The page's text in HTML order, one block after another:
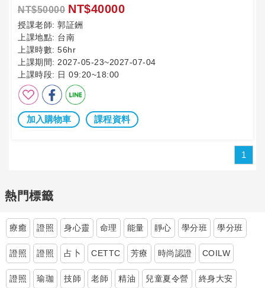
NT$50000 NT$40000
授課老師: 郭証銂
上課地點: 台南
上課時數: 56hr
上課期間: 2027-05-23~2027-07-04
上課時段: 日 09:20~18:00
加入購物車 課程資料
1
熱門標籤
療癒 證照 身心靈 命理 能量 靜心 學分班 學分班
證照 證照 占卜 CETTC 芳療 時尚認證 COILW
證照 瑜珈 技師 老師 精油 兒童夏令營 終身大安